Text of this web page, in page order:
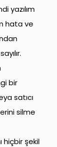
yazılım
hata ve
bir
satıcı
silme
hiçbir şekil